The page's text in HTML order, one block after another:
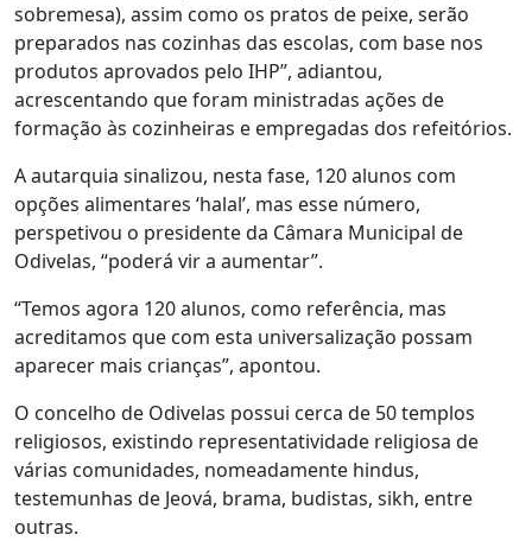
sobremesa), assim como os pratos de peixe, serão
preparados nas cozinhas das escolas, com base nos
produtos aprovados pelo IHP”, adiantou,
acrescentando que foram ministradas ações de
formação às cozinheiras e empregadas dos refeitórios.
A autarquia sinalizou, nesta fase, 120 alunos com
opções alimentares ‘halal’, mas esse número,
perspetivou o presidente da Câmara Municipal de
Odivelas, “poderá vir a aumentar”.
“Temos agora 120 alunos, como referência, mas
acreditamos que com esta universalização possam
aparecer mais crianças”, apontou.
O concelho de Odivelas possui cerca de 50 templos
religiosos, existindo representatividade religiosa de
várias comunidades, nomeadamente hindus,
testemunhas de Jeová, brama, budistas, sikh, entre
outras.